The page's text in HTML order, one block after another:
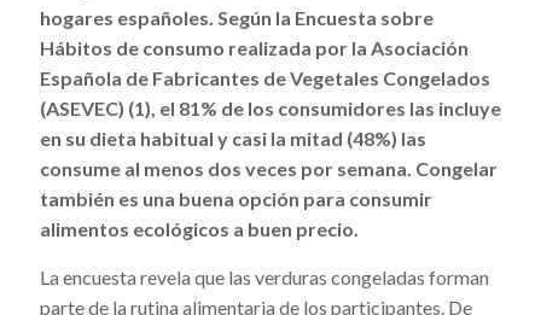
hogares españoles. Según la Encuesta sobre
Hábitos de consumo realizada por la Asociación
Española de Fabricantes de Vegetales Congelados
(ASEVEC) (1), el 81% de los consumidores las incluye
en su dieta habitual y casi la mitad (48%) las
consume al menos dos veces por semana. Congelar
también es una buena opción para consumir
alimentos ecológicos a buen precio.
La encuesta revela que las verduras congeladas forman
parte de la rutina alimentaria de los participantes. De